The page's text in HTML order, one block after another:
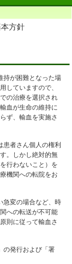
方針
持が困難となった場
していますので、
の治療を選択され
血が生命の維持に
ず、輸血を実施さ
者さん個人の権利
。しかし絶対的無
行わないこと）を
機関への転院をお
急変の場合など、時
への転送が不可能
則に従って輸血さ
の発行および「署